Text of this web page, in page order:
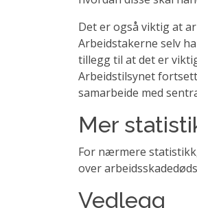
Det er også viktig at
Arbeidstakerne selv
tillegg til at det er
Arbeidstilsynet
samarbeide med
Mer
For nærmere
over
Vedlegg